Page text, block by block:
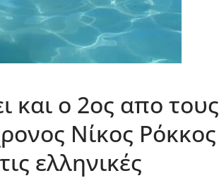
και ο 2ος απο τους
Νίκος Ρόκκος
ελληνικές